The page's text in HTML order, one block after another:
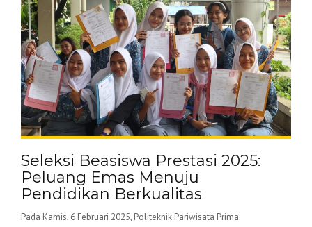
Seleksi Beasiswa Prestasi 2025:
Peluang Emas Menuju
Pendidikan Berkualitas
Pada Kamis, 6 Februari 2025, Politeknik Pariwisata Prima